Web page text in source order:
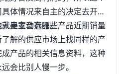
不是的，我记得有一次在一
到有的拖鞋，一双标价是
拖鞋成本才多少呢？当然，
，竞争起来也会很激烈的，
是0技术了，所以最终拼的
体情况来自主的决定去开发
是主动选品。
卖家会有哪些产品近期销量
解的供应市场上找同样的产
产品的相关信息资料，这种
会比别人慢一步。